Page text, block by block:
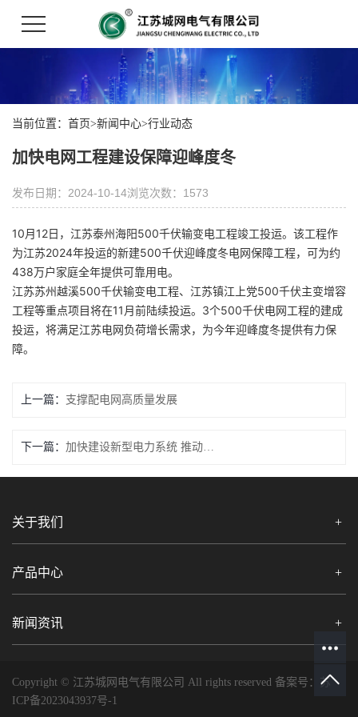
当前位置： 首页>新闻中心>行业动态
加快电网工程建设保障迎峰度冬
发布日期：2024-10-14浏览次数：1573
10月12日， 江苏泰州海阳500千伏输变电工程竣工投运。该工程作
为江苏2024年投运的新建500千伏迎峰度冬电网保障工程，可为约
438万户家庭全年提供可靠用电。
江苏苏州越溪500千伏输变电工程、江苏镇江上党500千伏主变增容
工程等重点项目将在11月前陆续投运。3个500千伏电网工程的建成
投运，将满足江苏电网负荷增长需求，为今年迎峰度冬提供有力保
障。
上一篇： 支撑配电网高质量发展
下一篇： 加快建设新型电力系统 推动绿色低碳转型
关于我们
产品中心
新闻资讯
Copyright © 江苏城网电气有限公司 All rights reserved 备案号： 苏
ICP备2023043937号-1